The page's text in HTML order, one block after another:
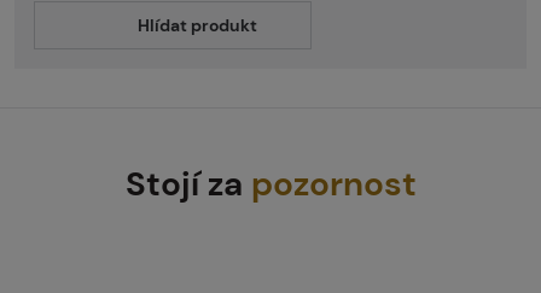
Hlídat produkt
Stojí za pozornost